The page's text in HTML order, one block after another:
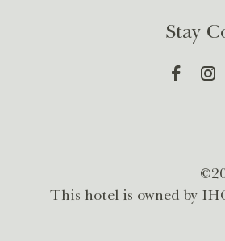
Stay
This hotel is owned by